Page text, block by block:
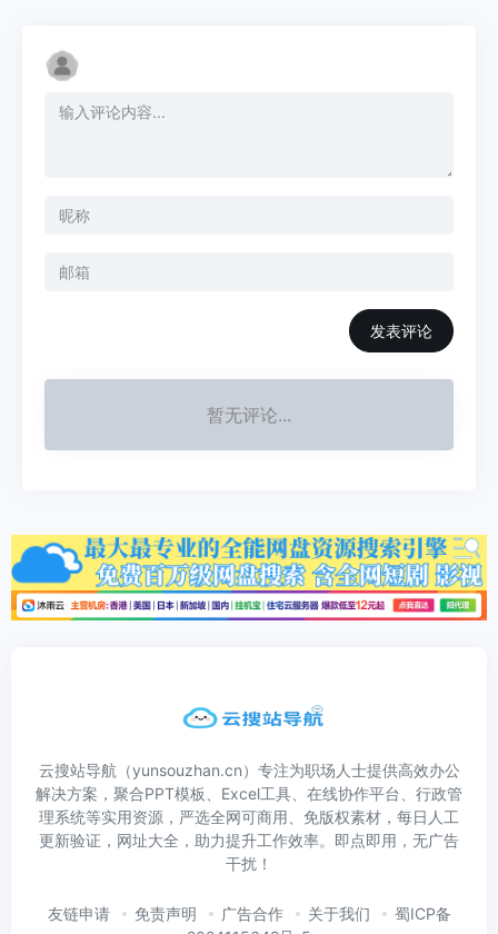
发表评论
暂无评论...
云搜站导航（yunsouzhan.cn）专注为职场人士提供高效办公
解决方案，聚合PPT模板、Excel工具、在线协作平台、行政管
理系统等实用资源，严选全网可商用、免版权素材，每日人工
更新验证，网址大全，助力提升工作效率。即点即用，无广告
干扰！
友链申请 免责声明 广告合作 关于我们
蜀ICP备